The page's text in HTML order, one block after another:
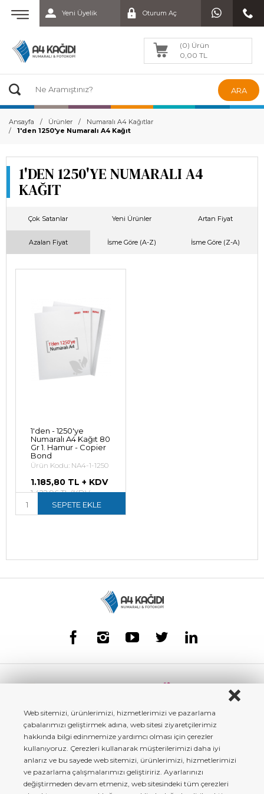
Yeni Üyelik Oturum Aç
(0) Ürün
0,00 TL
ARA
Ansayfa Ürünler
Numaralı A4 Kağıtlar
1'den 1250'ye Numaralı A4 Kağıt
1'DEN 1250'YE NUMARALI A4
KAĞIT
Çok Satanlar Yeni Ürünler Artan Fiyat
Azalan Fiyat İsme Göre (A-Z) İsme Göre (Z-A)
1'den - 1250'ye
Numaralı A4 Kağıt 80
Gr 1. Hamur - Copier
Bond
Ürün Kodu: NA4-1-1250
1.185,80 TL + KDV
1.422,96 TL (KDV
SEPETE EKLE
Web sitemizi, ürünlerimizi, hizmetlerimizi ve pazarlama
çabalarımızı geliştirmek adına, web sitesi ziyaretçilerimiz
hakkında bilgi edinmemize yardımcı olması için çerezler
kullanıyoruz. Çerezleri kullanarak müşterilerimizi daha iyi
anlarız ve bu sayede web sitemizi, ürünlerimizi, hizmetlerimizi
ve pazarlama çalışmalarımızı geliştiririz. Ayarlarınızı
değiştirmeden devam etmeniz, web sitesindeki tüm çerezleri